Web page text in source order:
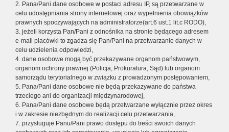
2. Pana/Pani dane osobowe w postaci adresu IP, są przetwarzane w
celu udostępniania strony internetowej oraz wypełnienia obowiązków
prawnych spoczywających na administratorze(art.6 ust.1 lit.c RODO),
3. jeżeli korzysta Pan/Pani z odnośnika na stronie będącego adresem
e-mail placówki to zgadza się Pan/Pani na przetwarzanie danych w
celu udzielenia odpowiedzi,
4. dane osobowe mogą być przekazywane organom państwowym,
organom ochrony prawnej (Policja, Prokuratura, Sąd) lub organom
samorządu terytorialnego w związku z prowadzonym postępowaniem,
5. Pana/Pani dane osobowe nie będą przekazywane do państwa
trzeciego ani do organizacji międzynarodowej,
6. Pana/Pani dane osobowe będą przetwarzane wyłącznie przez okres
i w zakresie niezbędnym do realizacji celu przetwarzania,
7. przysługuje Panu/Pani prawo dostępu do treści swoich danych